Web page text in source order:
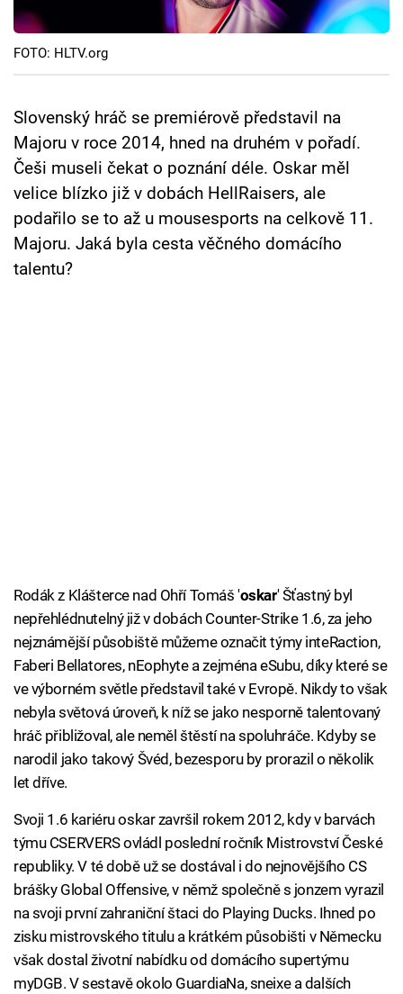
Cool Esport
Pořady
TV Program
Sledujte prima+
Přihlášení
Sledujte nás
FOTO: HLTV.org
Slovenský hráč se premiérově představil na
Majoru v roce 2014, hned na druhém v pořadí.
Češi museli čekat o poznání déle. Oskar měl
velice blízko již v dobách HellRaisers, ale
podařilo se to až u mousesports na celkově 11.
Majoru. Jaká byla cesta věčného domácího
talentu?
Rodák z Klášterce nad Ohří Tomáš 'oskar' Šťastný byl
nepřehlédnutelný již v dobách Counter-Strike 1.6, za jeho
nejznámější působiště můžeme označit týmy inteRaction,
Faberi Bellatores, nEophyte a zejména eSubu, díky které se
ve výborném světle představil také v Evropě. Nikdy to však
nebyla světová úroveň, k níž se jako nesporně talentovaný
hráč přibližoval, ale neměl štěstí na spoluhráče. Kdyby se
narodil jako takový Švéd, bezesporu by prorazil o několik
let dříve.
Svoji 1.6 kariéru oskar završil rokem 2012, kdy v barvách
týmu CSERVERS ovládl poslední ročník Mistrovství České
republiky. V té době už se dostával i do nejnovějšího CS
brášky Global Offensive, v němž společně s jonzem vyrazil
na svoji první zahraniční štaci do Playing Ducks. Ihned po
zisku mistrovského titulu a krátkém působišti v Německu
však dostal životní nabídku od domácího supertýmu
myDGB. V sestavě okolo GuardiaNa, sneixe a dalších